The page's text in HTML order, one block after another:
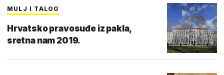
MULJ I TALOG
Hrvatsko pravosuđe iz pakla,
sretna nam 2019.